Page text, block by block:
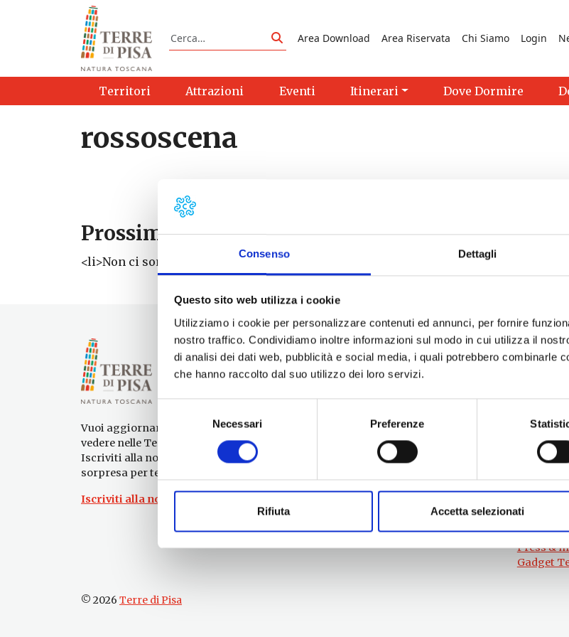
Consenso Dettagli
Questo sito web utilizza i cookie
Utilizziamo i cookie per personalizzare contenuti ed annunci, per fornire
nostro traffico. Condividiamo inoltre informazioni sul modo in cui utilizza il
di analisi dei dati web, pubblicità e social media, i quali potrebbero combinarle
che hanno raccolto dal suo utilizzo dei loro servizi.
del
Necessari Preferenze
Rifiuta Accetta selezionati
Vai al contenuto
Cerca
Cerca
Area Download Area Riservata Chi Siamo Login
Territori Attrazioni Eventi Itinerari Dove Dormire
rossoscena
Prossimi eventi
<li>Non ci sono eventi con questo tag</li>
Vuoi aggiornamenti su cosa fare e cosa
vedere nelle Terre di Pisa?
Iscriviti alla nostra newsletter! Subito una
sorpresa per te!
Iscriviti alla nostra Newsletter!
Per informazioni
Servizio Promozione e Sviluppo delle
Ufficio Internazionalizzazione,
Turismo e Beni Culturali
turismo@tno.camcom.it
Territori
Itinerari
Prodotti e
Chi
Press &
Gadget
© 2026 Terre di Pisa